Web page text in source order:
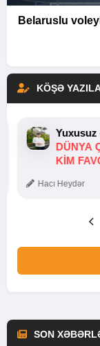
Belaruslu
KÖŞƏ
Yuxusuz
DÜNYA
KIM
Hacı Heydər
SON